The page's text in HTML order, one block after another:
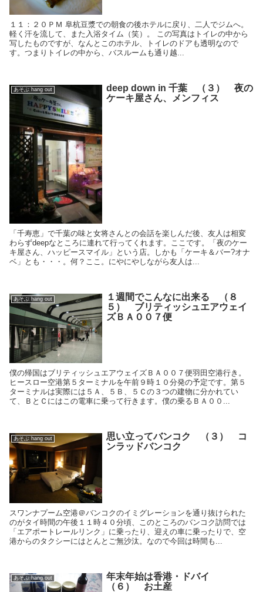
１１：２０ＰＭ 阜杭豆漿での朝食の後ホテルに戻り、二人でジムへ。
軽く汗を流して、また入浴タイム（笑）。 この写真はトイレの中から
写したものですが、なんとこのホテル、トイレのドアも透明なので
す。つまりトイレの中から、バスルームも通り越...
あそぶ hang out
deep down in 千葉 （３） 夜の
ケーキ屋さん、メンフィス
「千寿恵」で千葉の味と女将さんとの会話を楽しんだ後、友人は相変
わらずdeepなところに連れて行ってくれます。ここです。「夜のケー
キ屋さん、ハッピースマイル」という店。しかも「ケーキ＆バー?オナ
ベ」とも・・・。何？ここ。にやにやしながら友人は...
あそぶ hang out
１週間でこんなに出来る （８
５） ブリティッシュエアウェイ
ズＢＡ００７便
僕の帰国はブリティッシュエアウェイズＢＡ００７便羽田空港行き。
ヒースロー空港第５ターミナルを午前９時１０分発の予定です。第５
ターミナルは実際には５Ａ、５Ｂ、５Ｃの３つの建物に分かれてい
て、ＢとＣにはこの電車に乗って行きます。僕の乗るＢＡ００...
あそぶ hang out
思い立ってバンコク （３） コ
ンラッドバンコク
スワンナプーム空港＠バンコクのイミグレーションを通り抜けられた
のがタイ時間の午後１１時４０分頃、このところのバンコク訪問では
「エアポートレールリンク」に乗ったり、迎えの車に乗ったりで、空
港からのタクシーにはとんとご無沙汰。なので今回は時間も...
あそぶ hang out
年末年始は香港・ドバイ
（６） お土産